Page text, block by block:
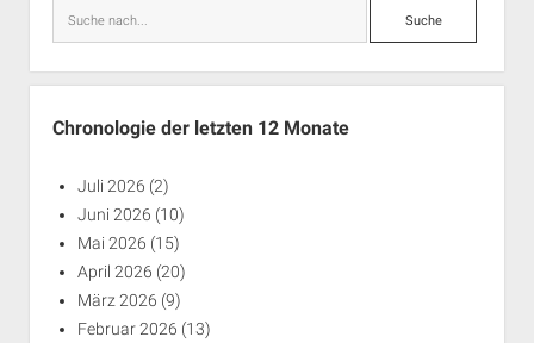
Suche
Chronologie der letzten 12 Monate
Juli 2026 (2)
Juni 2026 (10)
Mai 2026 (15)
April 2026 (20)
März 2026 (9)
Februar 2026 (13)